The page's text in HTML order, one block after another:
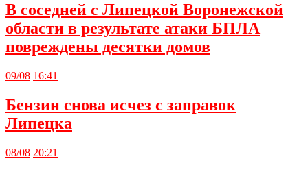
В соседней с Липецкой Воронежской
области в результате атаки БПЛА
повреждены десятки домов
09/08 16:41
Бензин снова исчез с заправок
Липецка
08/08 20:21